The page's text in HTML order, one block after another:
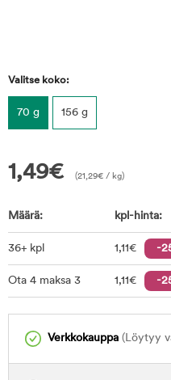
Valitse koko:
70 g 156 g
1,49€ (21,29€ / kg)
Määrä: kpl-hinta:
36+ kpl 1,11€ -
Ota 4 maksa 3 1,11€ -
Verkkokauppa (Löytyy